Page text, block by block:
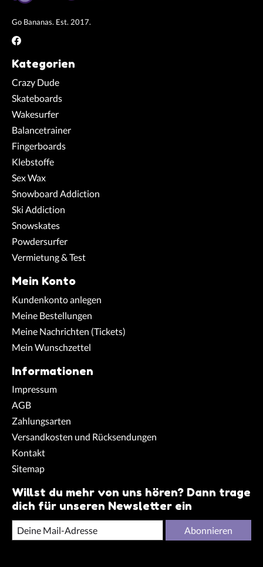
Go Bananas. Est. 2017.
Kategorien
Crazy Dude
Skateboards
Wakesurfer
Balancetrainer
Fingerboards
Klebstoffe
Sex Wax
Snowboard Addiction
Ski Addiction
Snowskates
Powdersurfer
Vermietung & Test
Mein Konto
Kundenkonto anlegen
Meine Bestellungen
Meine Nachrichten (Tickets)
Mein Wunschzettel
Informationen
Impressum
AGB
Zahlungsarten
Versandkosten und Rücksendungen
Kontakt
Sitemap
Willst du mehr von uns hören? Dann trage
dich für unseren Newsletter ein
Abonnieren